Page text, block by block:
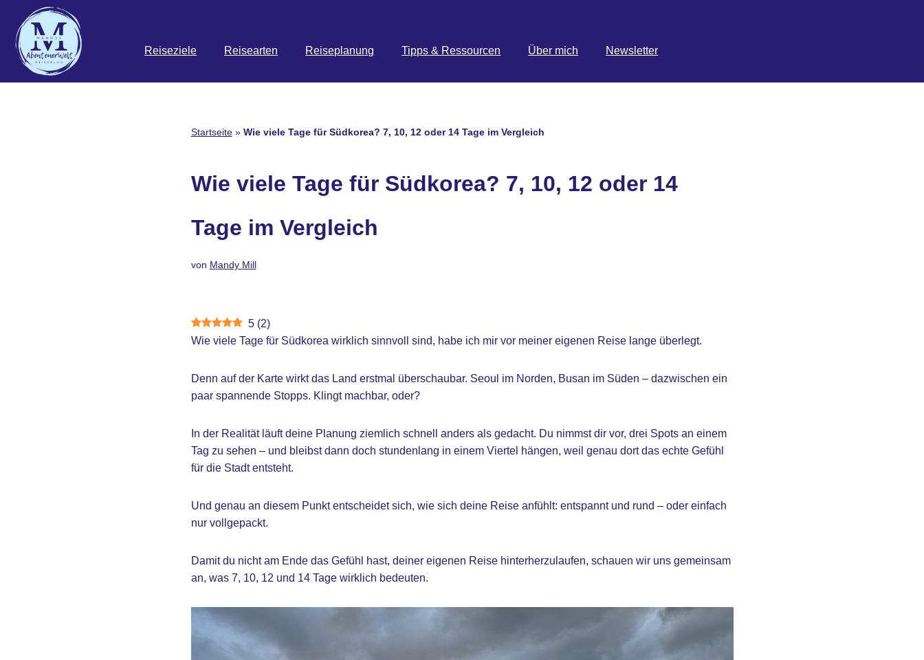
Zum
Inhalt
springen
Reiseziele Reisearten Reiseplanung Tipps & Ressourcen Über mich Newsletter
Startseite» Wie viele Tage für Südkorea? 7, 10, 12 oder 14 Tage im Vergleich
Wie viele Tage für Südkorea? 7, 10, 12 oder 14
Tage im Vergleich
von Mandy Mill
5 (2)
Wie viele Tage für Südkorea wirklich sinnvoll sind, habe ich mir vor meiner eigenen Reise lange überlegt.
Denn auf der Karte wirkt das Land erstmal überschaubar. Seoul im Norden, Busan im Süden – dazwischen ein
paar spannende Stopps. Klingt machbar, oder?
In der Realität läuft deine Planung ziemlich schnell anders als gedacht. Du nimmst dir vor, drei Spots an einem
Tag zu sehen – und bleibst dann doch stundenlang in einem Viertel hängen, weil genau dort das echte Gefühl
für die Stadt entsteht.
Und genau an diesem Punkt entscheidet sich, wie sich deine Reise anfühlt: entspannt und rund – oder einfach
nur vollgepackt.
Damit du nicht am Ende das Gefühl hast, deiner eigenen Reise hinterherzulaufen, schauen wir uns gemeinsam
an, was 7, 10, 12 und 14 Tage wirklich bedeuten.